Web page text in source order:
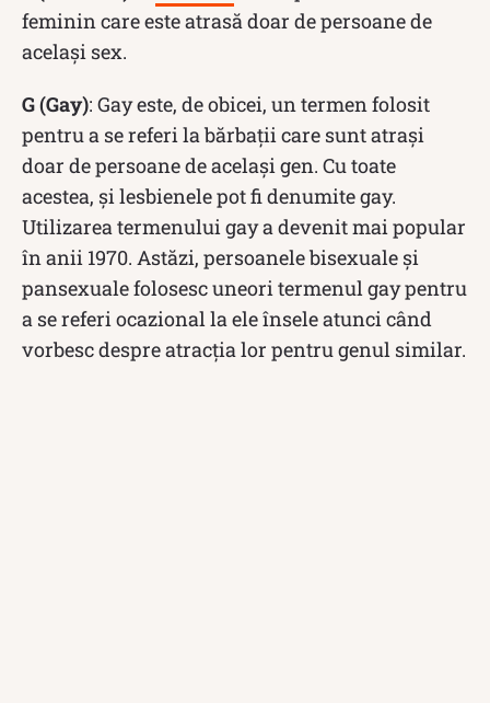
feminin care este atrasă doar de persoane de
același sex.
G (Gay): Gay este, de obicei, un termen folosit
pentru a se referi la bărbații care sunt atrași
doar de persoane de același gen. Cu toate
acestea, și lesbienele pot fi denumite gay.
Utilizarea termenului gay a devenit mai popular
în anii 1970. Astăzi, persoanele bisexuale și
pansexuale folosesc uneori termenul gay pentru
a se referi ocazional la ele însele atunci când
vorbesc despre atracția lor pentru genul similar.